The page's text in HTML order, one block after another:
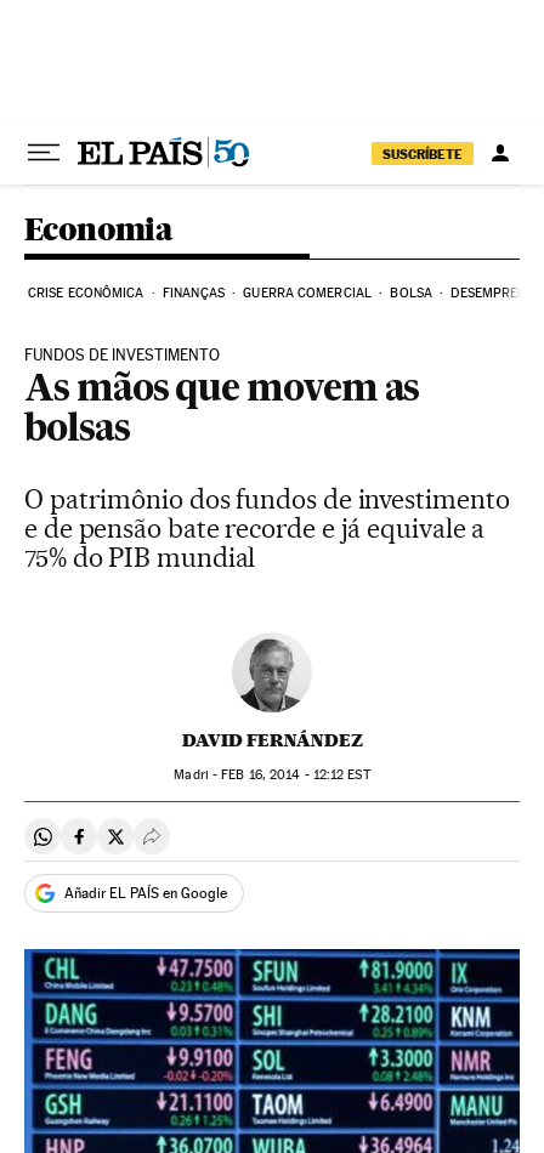
SUSCRÍBETE
Economia
CRISE ECONÔMICA FINANÇAS GUERRA COMERCIAL BOLSA DESEMPREGO
FUNDOS DE INVESTIMENTO
As mãos que movem as
bolsas
O patrimônio dos fundos de investimento
e de pensão bate recorde e já equivale a
75% do PIB mundial
DAVID FERNÁNDEZ
Madri -FEB 16, 2014 - 12:12 EST
Compartir en Whatsapp
Compartir en Facebook
Compartir en Twitter
Desplegar Redes Sociales
Añadir EL PAÍS en Google